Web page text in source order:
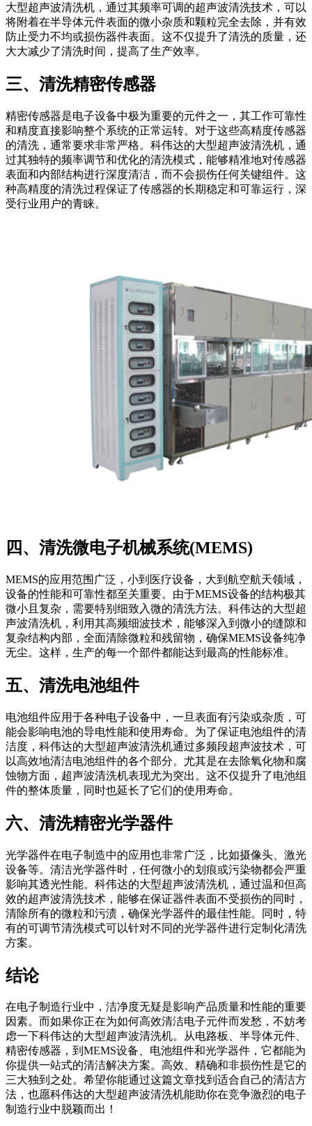
大型超声波清洗机，通过其频率可调的超声波清洗技术，可以
将附着在半导体元件表面的微小杂质和颗粒完全去除，并有效
防止受力不均或损伤器件表面。这不仅提升了清洗的质量，还
大大减少了清洗时间，提高了生产效率。
三、清洗精密传感器
精密传感器是电子设备中极为重要的元件之一，其工作可靠性
和精度直接影响整个系统的正常运转。对于这些高精度传感器
的清洗，通常要求非常严格。科伟达的大型超声波清洗机，通
过其独特的频率调节和优化的清洗模式，能够精准地对传感器
表面和内部结构进行深度清洁，而不会损伤任何关键组件。这
种高精度的清洗过程保证了传感器的长期稳定和可靠运行，深
受行业用户的青睐。
四、清洗微电子机械系统(MEMS)
MEMS的应用范围广泛，小到医疗设备，大到航空航天领域，
设备的性能和可靠性都至关重要。由于MEMS设备的结构极其
微小且复杂，需要特别细致入微的清洗方法。科伟达的大型超
声波清洗机，利用其高频细波技术，能够深入到微小的缝隙和
复杂结构内部，全面清除微粒和残留物，确保MEMS设备纯净
无尘。这样，生产的每一个部件都能达到最高的性能标准。
五、清洗电池组件
电池组件应用于各种电子设备中，一旦表面有污染或杂质，可
能会影响电池的导电性能和使用寿命。为了保证电池组件的清
洁度，科伟达的大型超声波清洗机通过多频段超声波技术，可
以高效地清洁电池组件的各个部分。尤其是在去除氧化物和腐
蚀物方面，超声波清洗机表现尤为突出。这不仅提升了电池组
件的整体质量，同时也延长了它们的使用寿命。
六、清洗精密光学器件
光学器件在电子制造中的应用也非常广泛，比如摄像头、激光
设备等。清洁光学器件时，任何微小的划痕或污染物都会严重
影响其透光性能。科伟达的大型超声波清洗机，通过温和但高
效的超声波清洗技术，能够在保证器件表面不受损伤的同时，
清除所有的微粒和污渍，确保光学器件的最佳性能。同时，特
有的可调节清洗模式可以针对不同的光学器件进行定制化清洗
方案。
结论
在电子制造行业中，洁净度无疑是影响产品质量和性能的重要
因素。而如果你正在为如何高效清洁电子元件而发愁，不妨考
虑一下科伟达的大型超声波清洗机。从电路板、半导体元件、
精密传感器，到MEMS设备、电池组件和光学器件，它都能为
你提供一站式的清洁解决方案。高效、精确和非损伤性是它的
三大独到之处。希望你能通过这篇文章找到适合自己的清洁方
法，也愿科伟达的大型超声波清洗机能助你在竞争激烈的电子
制造行业中脱颖而出！